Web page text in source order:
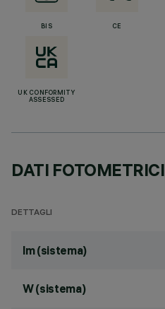
BIS CE
UK CONFORMITY
ASSESSED
DATI FOTOMETRICI
DETTAGLI
lm (sistema)
W (sistema)